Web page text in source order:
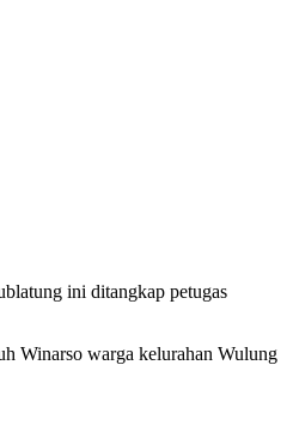
ini ditangkap petugas
Winarso warga kelurahan Wulung